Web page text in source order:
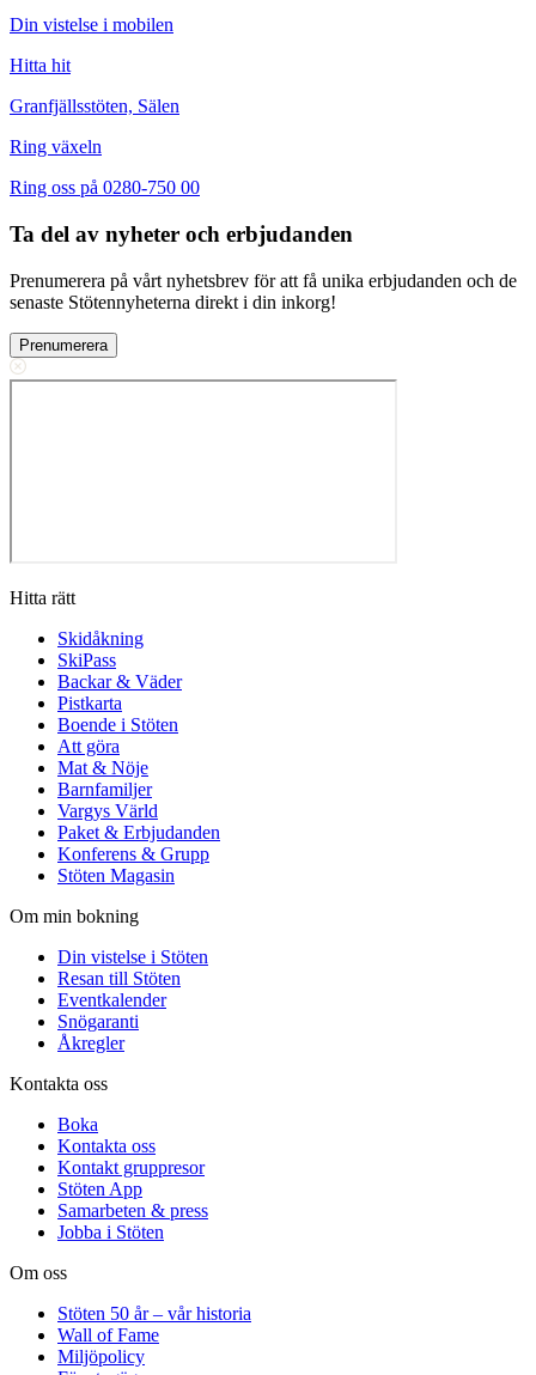
Din vistelse i mobilen
Hitta hit
Granfjällsstöten, Sälen
Ring växeln
Ring oss på 0280-750 00
Ta del av nyheter och erbjudanden
Prenumerera på vårt nyhetsbrev för att få unika erbjudanden och de
senaste Stötennyheterna direkt i din inkorg!
Prenumerera
Hitta rätt
Skidåkning
SkiPass
Backar & Väder
Pistkarta
Boende i Stöten
Att göra
Mat & Nöje
Barnfamiljer
Vargys Värld
Paket & Erbjudanden
Konferens & Grupp
Stöten Magasin
Om min bokning
Din vistelse i Stöten
Resan till Stöten
Eventkalender
Snögaranti
Åkregler
Kontakta oss
Boka
Kontakta oss
Kontakt gruppresor
Stöten App
Samarbeten & press
Jobba i Stöten
Om oss
Stöten 50 år – vår historia
Wall of Fame
Miljöpolicy